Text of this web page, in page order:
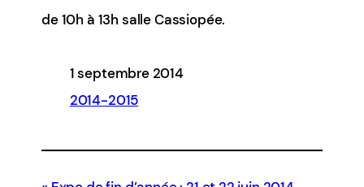
de 10h à 13h salle Cassiopée.
1 septembre 2014
2014-2015